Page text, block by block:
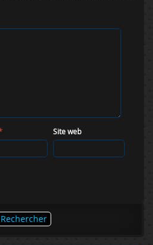
Site web